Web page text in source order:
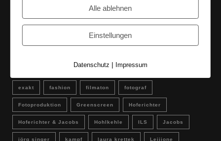
Schlagwörter
arvid wünsch
exakt fashion filmaton fotograf
Fotoproduktion Greenscreen Hoferichter
Hoferichter & Jacobs Hohlkehle ILS Jacobs
jörg singer kampf laura krettek Leijione
Alle ablehnen
Einstellungen
Datenschutz | Impressum